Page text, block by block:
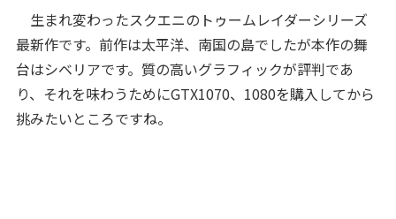
生まれ変わったスクエニのトゥームレイダーシリーズ
最新作です。前作は太平洋、南国の島でしたが本作の舞
台はシベリアです。質の高いグラフィックが評判であ
り、それを味わうためにGTX1070、1080を購入してから
挑みたいところですね。